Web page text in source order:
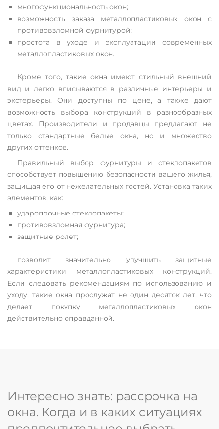
многофункциональность окон;
возможность заказа металлопластиковых окон с
противовзломной фурнитурой;
простота в уходе и эксплуатации современных
металлопластиковых окон.
Кроме того, такие окна имеют стильный внешний
вид и легко вписываются в различные интерьеры и
экстерьеры. Они доступны по цене, а также дают
возможность выбора конструкций в разнообразных
цветах. Производители и продавцы предлагают не
только стандартные белые окна, но и множество
других оттенков.
Правильный выбор фурнитуры и стеклопакетов
способствует повышению безопасности вашего жилья,
защищая его от нежелательных гостей. Установка таких
элементов, как:
ударопрочные стеклопакеты;
противовзломная фурнитура;
защитные ролет;
позволит значительно улучшить защитные
характеристики металлопластиковых конструкций.
Если следовать рекомендациям по использованию и
уходу, такие окна прослужат не один десяток лет, что
делает покупку металлопластиковых окон
действительно оправданной.
Интересно знать: рассрочка на
окна. Когда и в каких ситуациях